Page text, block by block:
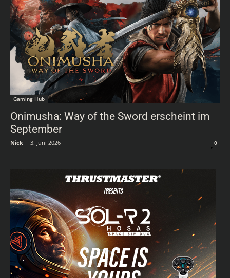
Gaming Hub
Onimusha: Way of the Sword erscheint im
September
Nick - 3. Juni 2026 0